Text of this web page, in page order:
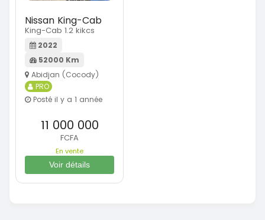
Nissan King-Cab
King-Cab 1.2 kikcs
2022
52000 Km
Abidjan (Cocody)
PRO
Posté il y a 1 année
11 000 000
FCFA
En vente
Voir détails